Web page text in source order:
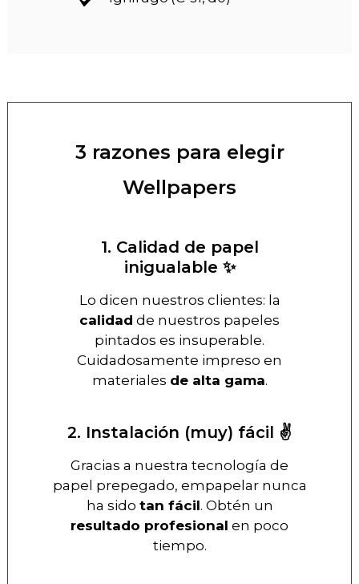
3 razones para elegir
Wellpapers
1. Calidad de papel
inigualable ✨
Lo dicen nuestros clientes: la
calidad de nuestros papeles
pintados es insuperable.
Cuidadosamente impreso en
materiales de alta gama.
2. Instalación (muy) fácil ✌️
Gracias a nuestra tecnología de
papel prepegado, empapelar nunca
ha sido tan fácil. Obtén un
resultado profesional en poco
tiempo.